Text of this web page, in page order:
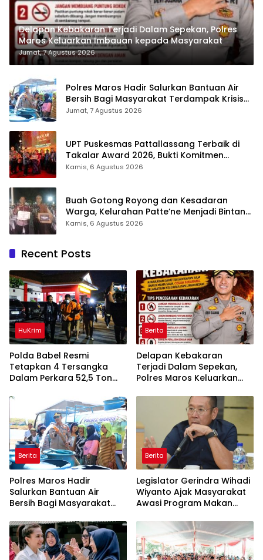
Delapan Kebakaran Terjadi Dalam Sepekan, Polres
Maros Keluarkan Imbauan kepada Masyarakat
Jumat, 7 Agustus 2026
Polres Maros Hadir Salurkan Bantuan Air
Bersih Bagi Masyarakat Terdampak Krisis
Air Bersih Di Maros
Jumat, 7 Agustus 2026
UPT Puskesmas Pattallassang Terbaik di
Takalar Award 2026, Bukti Komitmen
Hadirkan Pelayanan Kesehatan Berkualitas
Kamis, 6 Agustus 2026
Buah Gotong Royong dan Kesadaran
Warga, Kelurahan Patte’ne Menjadi Bintang
Takalar Award 2026
Kamis, 6 Agustus 2026
Recent Posts
HuKrim
Polda Babel Resmi
Tetapkan 4 Tersangka
Dalam Perkara 52,5 Ton
Belitung
Berita
Delapan Kebakaran
Terjadi Dalam Sepekan,
Polres Maros Keluarkan
Masyarakat
Berita
Polres Maros Hadir
Salurkan Bantuan Air
Bersih Bagi Masyarakat
Di Maros
Berita
Legislator Gerindra Wihadi
Wiyanto Ajak Masyarakat
Awasi Program Makan
Sasaran